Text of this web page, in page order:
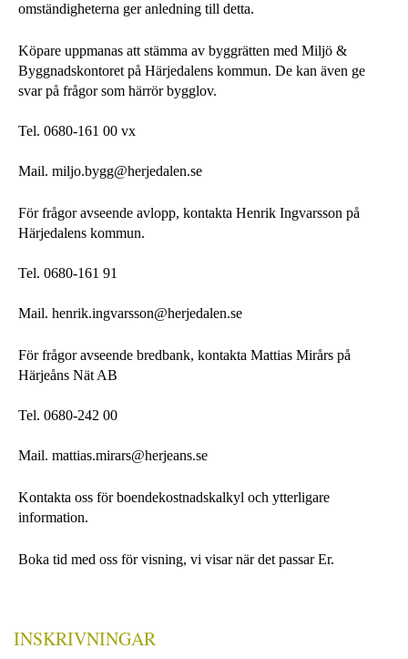
omständigheterna ger anledning till detta.
Köpare uppmanas att stämma av byggrätten med Miljö &
Byggnadskontoret på Härjedalens kommun. De kan även ge
svar på frågor som härrör bygglov.
Tel. 0680-161 00 vx
Mail. miljo.bygg@herjedalen.se
För frågor avseende avlopp, kontakta Henrik Ingvarsson på
Härjedalens kommun.
Tel. 0680-161 91
Mail. henrik.ingvarsson@herjedalen.se
För frågor avseende bredbank, kontakta Mattias Mirårs på
Härjeåns Nät AB
Tel. 0680-242 00
Mail. mattias.mirars@herjeans.se
Kontakta oss för boendekostnadskalkyl och ytterligare
information.
Boka tid med oss för visning, vi visar när det passar Er.
INSKRIVNINGAR